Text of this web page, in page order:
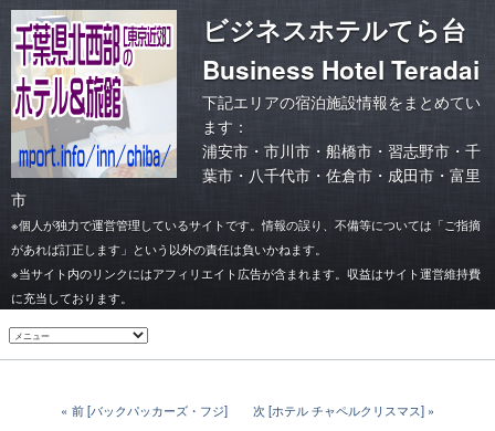
ビジネスホテルてら台
Business Hotel Teradai
下記エリアの宿泊施設情報をまとめてい
ます：
浦安市・ 市川市・ 船橋市・習志野市・ 千
葉市・ 八千代市・佐倉市・ 成田市・富里
市
※個人が独力で運営管理しているサイトです。情報の誤り、不備等については「ご指摘
があれば訂正します」という以外の責任は負いかねます。
※当サイト内のリンクにはアフィリエイト広告が含まれます。収益はサイト運営維持費
に充当しております。
前 [バックパッカーズ・フジ] 次 [ホテル チャペルクリスマス]